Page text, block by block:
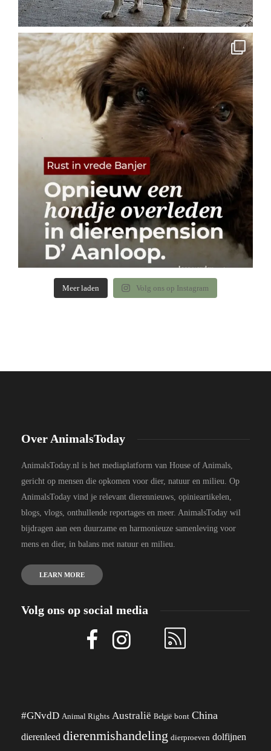
Meer laden Volg ons op Instagram
Over AnimalsToday
AnimalsToday.nl is het mediaplatform van House of Animals,
gericht op mensen die opkomen voor dier, natuur en milieu. Op
AnimalsToday vind je relevant dierennieuws, opinieartikelen,
blogs, vlogs, onthullende reportages en meer. AnimalsToday wil
bijdragen aan een duurzame en harmonieuze samenleving voor
mens en dier, in balans met natuur en milieu.
LEARN MORE
Volg ons op social media
#GNvdD Animal Rights Australië België bont China
dierenleed dierenmishandeling dierproeven dolfijnen